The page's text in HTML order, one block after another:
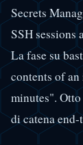
Secrets
SSH sessions
La fase su
contents of
minutes".
di catena end-